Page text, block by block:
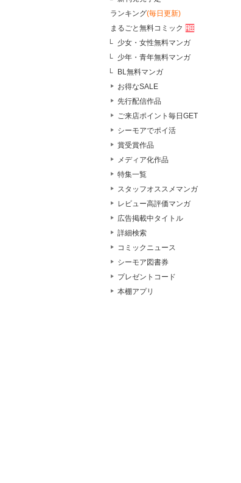
ランキング(毎日更新)
まるごと無料コミック
少女・女性無料マンガ
少年・青年無料マンガ
BL無料マンガ
お得なSALE
先行配信作品
ご来店ポイント毎日GET
シーモアでポイ活
賞受賞作品
メディア化作品
特集一覧
スタッフオススメマンガ
レビュー高評価マンガ
広告掲載中タイトル
詳細検索
コミックニュース
シーモア図書券
プレゼントコード
本棚アプリ